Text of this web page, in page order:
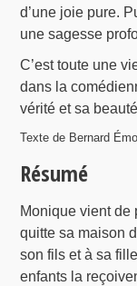
d’une joie pure.
une sagesse
C’est toute une
dans la
vérité et sa
Texte de Bernard
Résumé
Monique vient de
quitte sa maison
son fils et à sa
enfants la